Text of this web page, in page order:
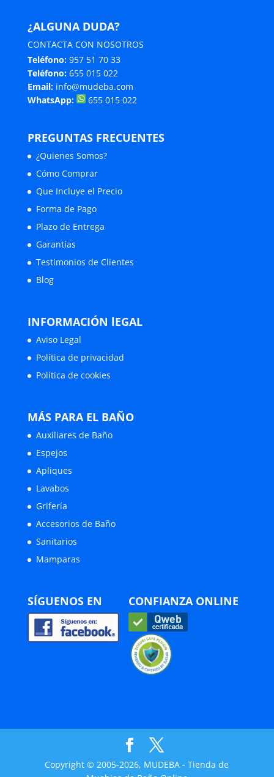
¿ALGUNA DUDA?
CONTACTA CON NOSOTROS
Teléfono: 957 51 70 33
Teléfono: 655 015 022
Email: info@mudeba.com
WhatsApp:
655 015 022
PREGUNTAS FRECUENTES
¿Quienes Somos?
Cómo Comprar
Que Incluye el Precio
Forma de Pago
Plazo de Entrega
Garantías
Testimonios de Clientes
Blog
INFORMACIÓN lEGAL
Aviso Legal
Política de privacidad
Política de cookies
MÁS PARA EL BAÑO
Auxiliares de Baño
Espejos
Apliques
Lavabos
Grifería
Accesorios de Baño
Sanitarios
Mamparas
SÍGUENOS EN CONFIANZA ONLINE
Copyright © 2005-2026, MUDEBA - Tienda de